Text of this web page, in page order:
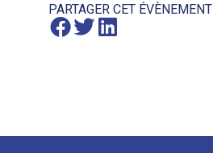
PARTAGER CET ÉVÈNEMENT